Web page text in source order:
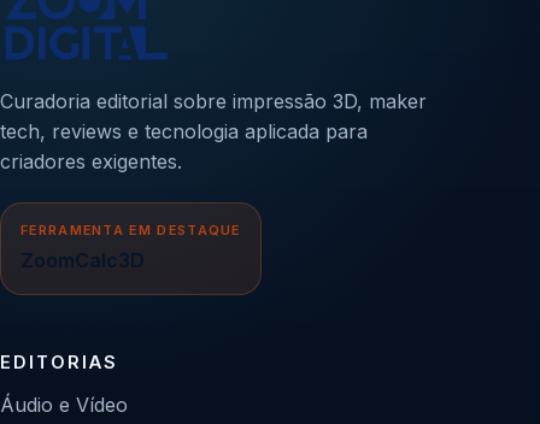
Curadoria editorial sobre impressão 3D, maker
tech, reviews e tecnologia aplicada para
criadores exigentes.
FERRAMENTA EM DESTAQUE
ZoomCalc3D
EDITORIAS
Áudio e Vídeo